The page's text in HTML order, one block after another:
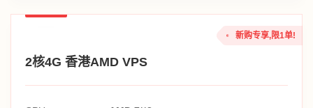
新购专享,限1单!
2核4G 香港AMD VPS